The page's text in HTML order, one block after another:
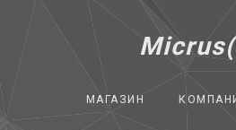
МАГАЗИН